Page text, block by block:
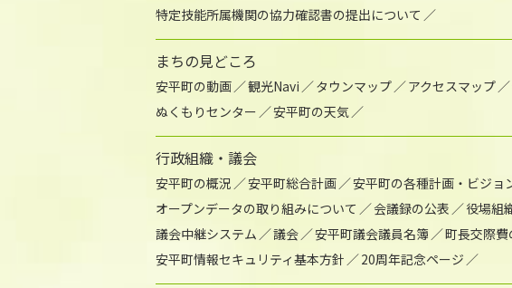
特定技能所属機関の協力確認書の提出について
まちの見どころ
安平町の動画 観光Navi タウンマップ アクセスマップ
ぬくもりセンター
安平町の天気
行政組織・議会
安平町の概況 安平町総合計画 安平町の各種計画・ビジョ
オープンデータの取り組みについて
会議録の公表 役場組
議会中継システム
議会 安平町議会議員名簿 町長交際費
安平町情報セキュリティ基本方針
20周年記念ページ